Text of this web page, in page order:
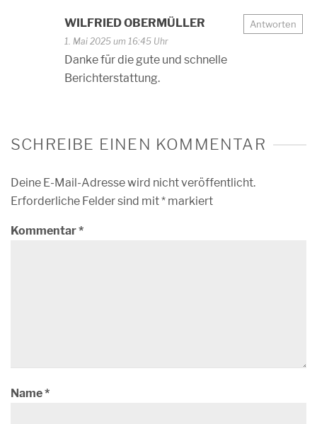
WILFRIED OBERMÜLLER
1. Mai 2025 um 16:45 Uhr
Danke für die gute und schnelle
Berichterstattung.
Antworten
SCHREIBE EINEN KOMMENTAR
Deine E-Mail-Adresse wird nicht veröffentlicht.
Erforderliche Felder sind mit* markiert
Kommentar*
Name*